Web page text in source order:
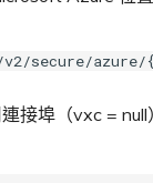
secure/azure/
接埠（vxc = null